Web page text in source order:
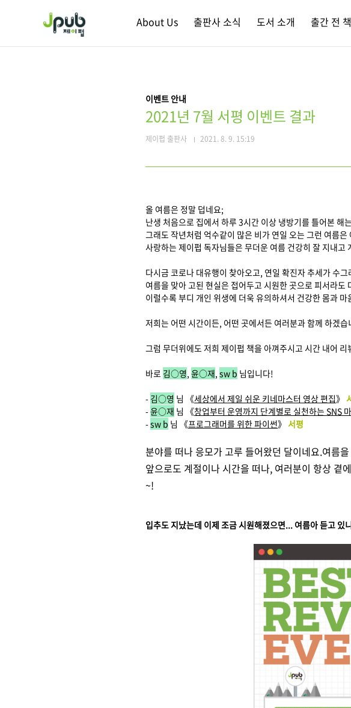
About Us 출판사 소식 도서 소개 출간 전
이벤트 안내
2021년 7월 서평 이벤트 결과
제이펍 출판사 2021. 8. 9. 15:19
올 여름은 정말 덥네요;
난생 처음으로 집에서 하루 3시간 이상 냉방기를 틀어본 해
그래도 작년처럼 억수같이 많은 비가 연일 오는 그런 여름
사랑하는 제이펍 독자님들은 무더운 여름 건강히 잘 지내고
다시금 코로나 대유행이 찾아오고, 연일 확진자 추세가 수
여름을 맞아 고된 현실은 접어두고 시원한 곳으로 피서라
이럴수록 부디 개인 위생에 더욱 유의하셔서 건강한 몸과
저희는 어떤 시간이든, 어떤 곳에서든 여러분과 함께 하겠습
그럼 무더위에도 저희 제이펍 책을 아껴주시고 시간 내어 리
바로 김○영, 윤○재, sw b 님입니다!
- 김○영 님 《세상에서 제일 쉬운 키네마스터 영상 편집》
-윤○재 님 《창업부터 운영까지 단계별로 실천하는 SNS
-sw b 님 《프로그래머를 위한 파이썬》 서평
분야를 떠나 응모가 고루 들어왔던 달이네요.여름
앞으로도 계절이나 시간을 떠나, 여러분이 항상 곁
~!
입추도 지났는데 이제 조금 시원해졌으면... 여름아 듣고 있